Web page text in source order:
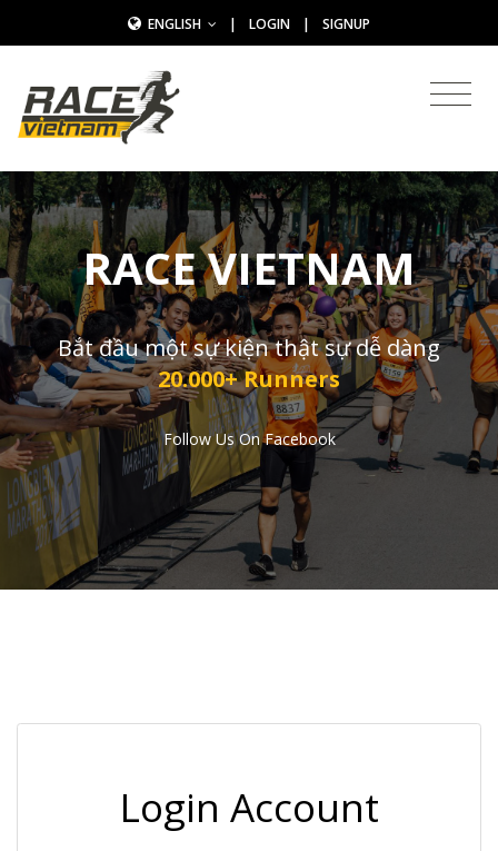
ENGLISH | LOGIN | SIGNUP
RACE VIETNAM
Bắt đầu một sự kiện thật sự dễ dàng
20.000+ Runners
Follow Us On Facebook
Login Account